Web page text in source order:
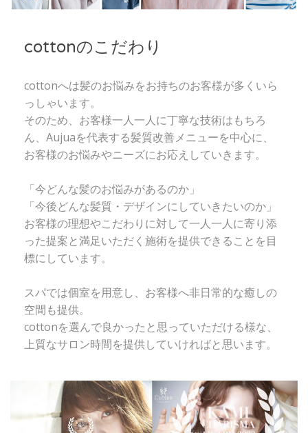
cottonのこだわり
cottonへは髪のお悩みをお持ちのお客様が多くいら
っしゃいます。
そのため、お客様一人一人に丁寧な技術はもちろ
ん、Aujuaを代表する髪質改善メニューを中心に、
お客様のお悩みやニーズにお応えしていきます。
「今どんな髪のお悩みがあるのか」
「今後どんな髪質・デザインにしていきたいのか」
お客様の理想やこだわりに対して一人一人に寄り添
った提案と満足いただく施術を提供できることを目
標にしています。
スパでは個室を用意し、お客様へ非日常的な癒しの
空間も提供。
cottonを選んで良かったと思っていただける様な、
上質なサロン時間を提供していければと思います。